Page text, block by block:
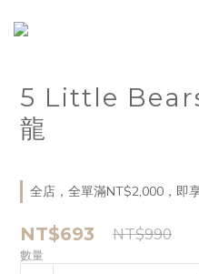
5 Little
龍
全店，全單滿NT$2,000，即
NT$693 NT$990
數量